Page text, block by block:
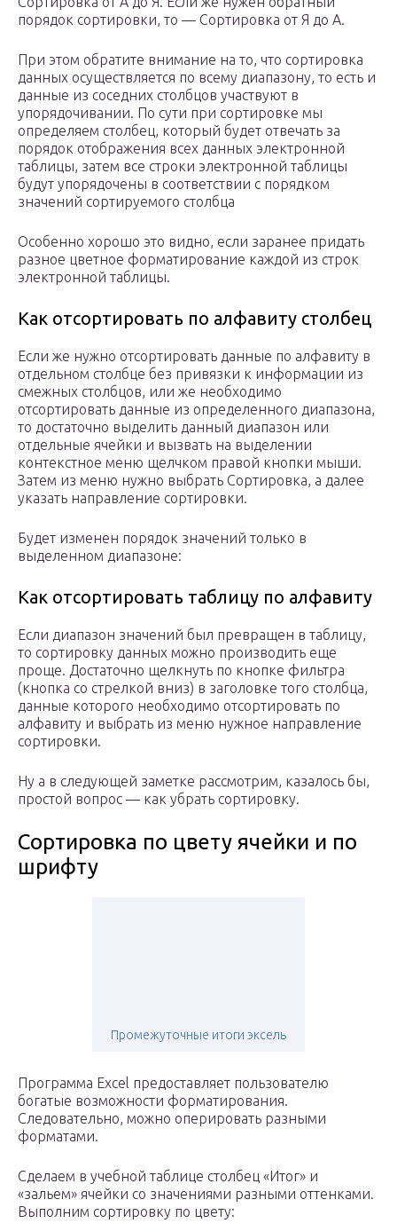
порядок сортировки, то — Сортировка от Я до А.
При этом обратите внимание на то, что сортировка
данных осуществляется по всему диапазону, то есть и
данные из соседних столбцов участвуют в
упорядочивании. По сути при сортировке мы
определяем столбец, который будет отвечать за
порядок отображения всех данных электронной
таблицы, затем все строки электронной таблицы
будут упорядочены в соответствии с порядком
значений сортируемого столбца
Особенно хорошо это видно, если заранее придать
разное цветное форматирование каждой из строк
электронной таблицы.
Как отсортировать по алфавиту столбец
Если же нужно отсортировать данные по алфавиту в
отдельном столбце без привязки к информации из
смежных столбцов, или же необходимо
отсортировать данные из определенного диапазона,
то достаточно выделить данный диапазон или
отдельные ячейки и вызвать на выделении
контекстное меню щелчком правой кнопки мыши.
Затем из меню нужно выбрать Сортировка, а далее
указать направление сортировки.
Будет изменен порядок значений только в
выделенном диапазоне:
Как отсортировать таблицу по алфавиту
Если диапазон значений был превращен в таблицу,
то сортировку данных можно производить еще
проще. Достаточно щелкнуть по кнопке фильтра
(кнопка со стрелкой вниз) в заголовке того столбца,
данные которого необходимо отсортировать по
алфавиту и выбрать из меню нужное направление
сортировки.
Ну а в следующей заметке рассмотрим, казалось бы,
простой вопрос — как убрать сортировку.
Сортировка по цвету ячейки и по
шрифту
Промежуточные итоги эксель
Программа Excel предоставляет пользователю
богатые возможности форматирования.
Следовательно, можно оперировать разными
форматами.
Сделаем в учебной таблице столбец «Итог» и
«зальем» ячейки со значениями разными оттенками.
Выполним сортировку по цвету: